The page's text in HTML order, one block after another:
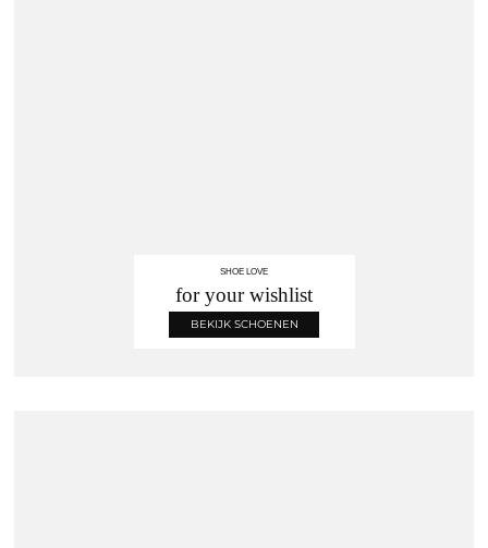
SHOE LOVE
for your wishlist
BEKIJK SCHOENEN